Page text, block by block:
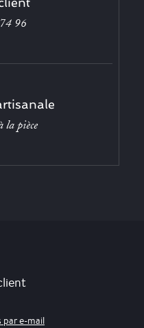
96
la pièce
par e-mail